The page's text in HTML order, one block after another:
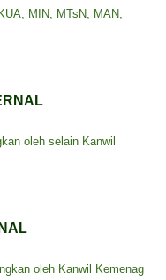
MIN, MTsN, MAN,
oleh selain Kanwil
oleh Kanwil Kemenag